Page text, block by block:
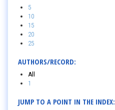
5
10
15
20
25
AUTHORS/RECORD:
All
1
JUMP TO A POINT IN THE INDEX: